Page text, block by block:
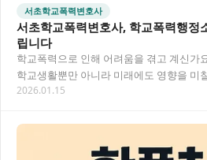
서초학교폭력변호사
서초학교폭력변호사, 학교폭력행정
립니다
학교폭력으로 인해 어려움을 겪고 계신가
학교생활뿐만 아니라 미래에도 영향을 미
요합니다. 특히 억울한 처분을 받았다면 학
2026.01.15